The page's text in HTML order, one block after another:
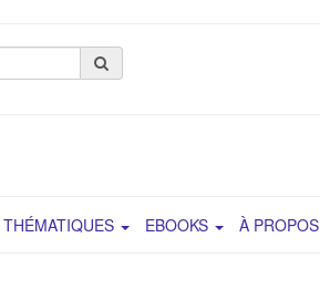
THÉMATIQUES EBOOKS À PROPOS